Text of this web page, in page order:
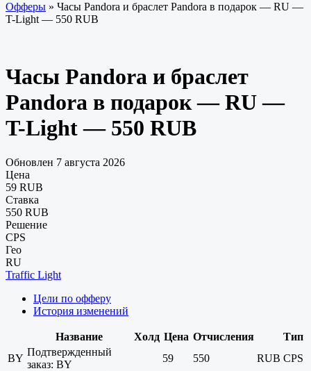
Офферы » Часы Pandora и браслет Pandora в подарок — RU —
T-Light — 550 RUB
Часы Pandora и браслет
Pandora в подарок — RU —
T-Light — 550 RUB
Обновлен 7 августа 2026
Цена
59 RUB
Ставка
550 RUB
Решение
CPS
Гео
RU
Traffic Light
Цели по офферу
История изменений
Название Холд Цена Отчисления
Тип
BY
Подтвержденный
заказ: BY
59 550 RUB CPS